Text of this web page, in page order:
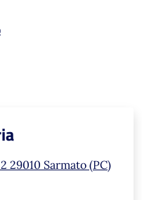
29010 Sarmato (PC)